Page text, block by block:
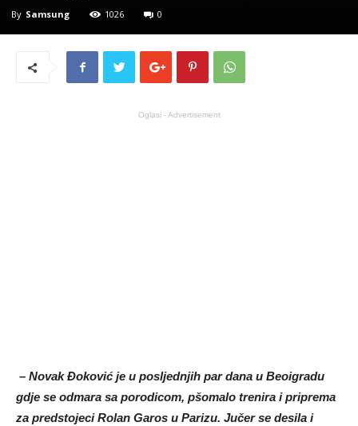
By Samsung 1026 0
Oglasi - Advertisement
– Novak Đoković je u posljednjih par dana u Beoigradu
gdje se odmara sa porodicom, pšomalo trenira i priprema
za predstojeci Rolan Garos u Parizu. Jučer se desila i